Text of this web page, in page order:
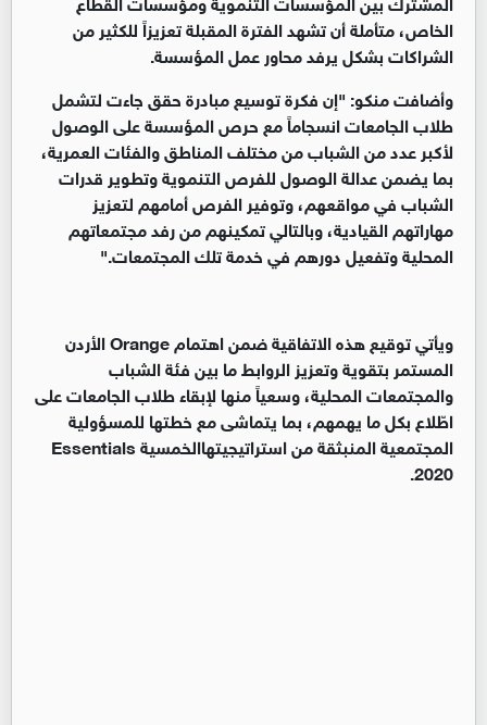
الخاص، متأملة أن تشهد الفترة المقبلة تعزيزاً للكثير من
الشراكات بشكل يرفد محاور عمل المؤسسة.
وأضافت منكو: "إن فكرة توسيع مبادرة حقق جاءت لتشمل
طلاب الجامعات انسجاماً مع حرص المؤسسة على الوصول
لأكبر عدد من الشباب من مختلف المناطق والفئات العمرية،
بما يضمن عدالة الوصول للفرص التنموية وتطوير قدرات
الشباب في مواقعهم، وتوفير الفرص أمامهم لتعزيز
مهاراتهم القيادية، وبالتالي تمكينهم من رفد مجتمعاتهم
المحلية وتفعيل دورهم في خدمة تلك المجتمعات."
ويأتي توقيع هذه الاتفاقية ضمن اهتمام Orange الأردن
المستمر بتقوية وتعزيز الروابط ما بين فئة الشباب
والمجتمعات المحلية، وسعياً منها لإبقاء طلاب الجامعات على
اطّلاع بكل ما يهمهم، بما يتماشى مع خطتها للمسؤولية
المجتمعية المنبثقة من استراتيجيتهاالخمسية Essentials
2020.